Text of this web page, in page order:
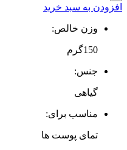
افزودن به سبد خرید
وزن خالص:
150گرم
جنس:
گیاهی
مناسب برای:
تمای پوست ها